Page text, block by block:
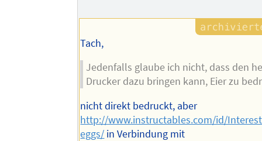
Tach,
Jedenfalls glaube ich nicht, dass den
Drucker dazu bringen kann, Eier zu
nicht direkt bedruckt, aber
http://www.instructables.com/id/
eggs/ in Verbindung mit